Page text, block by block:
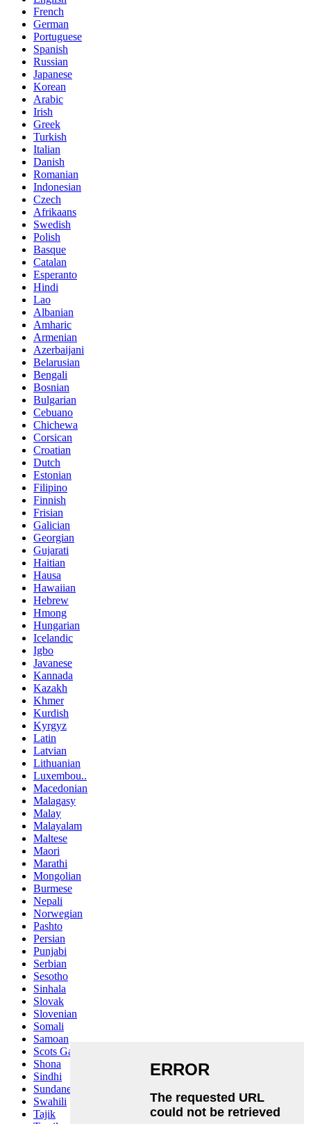
French
German
Portuguese
Spanish
Russian
Japanese
Korean
Arabic
Irish
Greek
Turkish
Italian
Danish
Romanian
Indonesian
Czech
Afrikaans
Swedish
Polish
Basque
Catalan
Esperanto
Hindi
Lao
Albanian
Amharic
Armenian
Azerbaijani
Belarusian
Bengali
Bosnian
Bulgarian
Cebuano
Chichewa
Corsican
Croatian
Dutch
Estonian
Filipino
Finnish
Frisian
Galician
Georgian
Gujarati
Haitian
Hausa
Hawaiian
Hebrew
Hmong
Hungarian
Icelandic
Igbo
Javanese
Kannada
Kazakh
Khmer
Kurdish
Kyrgyz
Latin
Latvian
Lithuanian
Luxembou..
Macedonian
Malagasy
Malay
Malayalam
Maltese
Maori
Marathi
Mongolian
Burmese
Nepali
Norwegian
Pashto
Persian
Punjabi
Serbian
Sesotho
Sinhala
Slovak
Slovenian
Somali
Samoan
Scots Gaelic
Shona
Sindhi
Sundanese
Swahili
Tajik